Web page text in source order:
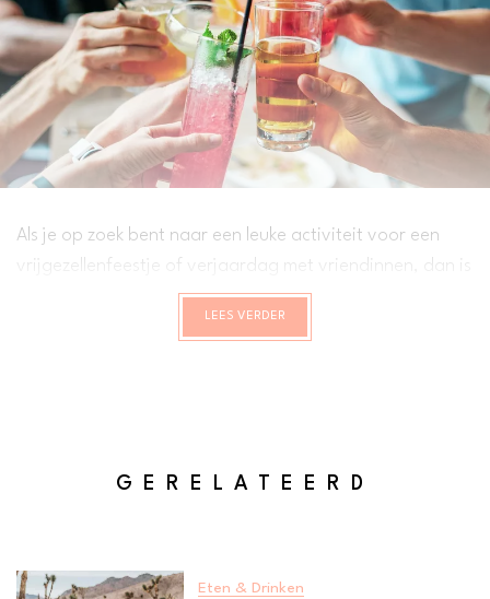
Als je op zoek bent naar een leuke activiteit voor een
een cocktail workshop een perfecte keuze. Een avondje
LEES VERDER
GERELATEERD
Eten & Drinken